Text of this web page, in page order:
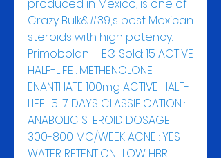
produced in Mexico, is one of
Crazy Bulk&#39;s best Mexican
steroids with high potency.
Primobolan – E® Sold: 15 ACTIVE
HALF-LIFE : METHENOLONE
ENANTHATE 100mg ACTIVE HALF-
LIFE : 5-7 DAYS CLASSIFICATION :
ANABOLIC STEROID DOSAGE :
300-800 MG/WEEK ACNE : YES
WATER RETENTION : LOW HBR :